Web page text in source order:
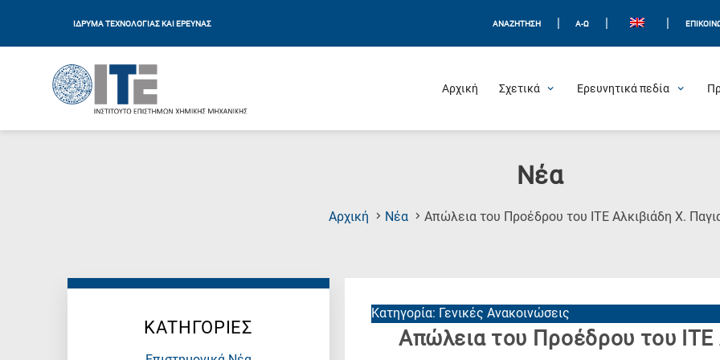
ΙΔΡΥΜΑ ΤΕΧΝΟΛΟΓΙΑΣ ΚΑΙ ΕΡΕΥΝΑΣ ΑΝΑΖΗΤΗΣΗ Α-Ω
Αρχική Σχετικά Ερευνητικά πεδία
Νέα
Αρχική Νέα Απώλεια του Προέδρου του ΙΤΕ Αλκιβιάδη Χ.
ΚΑΤΗΓΟΡΙΕΣ
Κατηγορία: Γενικές Ανακοινώσεις
Απώλεια του Προέδρου του ΙΤΕ